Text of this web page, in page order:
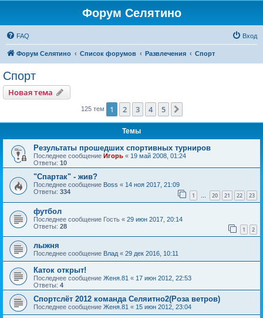
Форум Селятино
FAQ Вход
Форум Селятино Список форумов Развлечения Спорт
Спорт
Новая тема
125 тем 1 2 3 4 5
Темы
Результаты прошедших спортивных турниров
Последнее сообщение Игорь « 19 май 2008, 01:24
Ответы: 10
"Спартак" - жив?
Последнее сообщение Boss « 14 ноя 2017, 21:09
Ответы: 334 1 … 20 21 22 23
футбол
Последнее сообщение Гость « 29 июн 2017, 20:14
Ответы: 28 1 2
лыжня
Последнее сообщение Влад « 29 дек 2016, 10:11
Каток открыт!
Последнее сообщение Женя.81 « 17 июн 2012, 22:53
Ответы: 4
Спортслёт 2012 команда Селяитно2(Роза ветров)
Последнее сообщение Женя.81 « 15 июн 2012, 23:04